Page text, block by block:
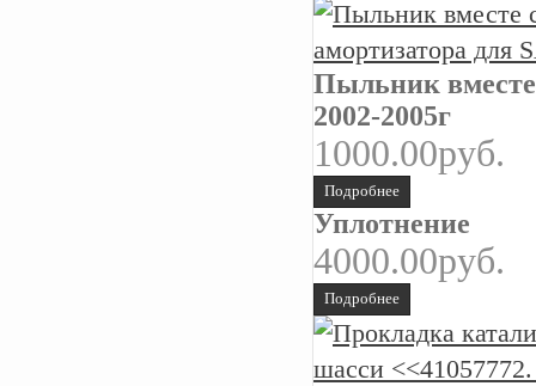
Пыльник вместе
2002-2005г
1000.00руб.
Подробнее
Уплотнение
4000.00руб.
Подробнее